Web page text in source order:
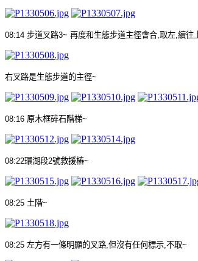
08:14 步道叉路3~ 再度和生態步道主徑會合 取左 續往
右叉路是生態步道的主徑~
08:16 原木框碎石階梯~
08:22環湖段2號救援樁~
08:25 土階~
08:25 左方有一條明顯的叉路 但沒有任何標示 不取~